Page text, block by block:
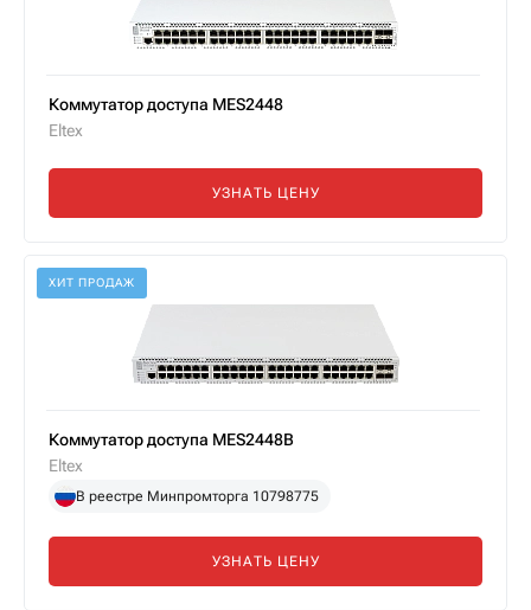
Коммутатор доступа MES2448
Eltex
УЗНАТЬ ЦЕНУ
ХИТ ПРОДАЖ
Коммутатор доступа MES2448B
Eltex
В реестре Минпромторга 10798775
УЗНАТЬ ЦЕНУ